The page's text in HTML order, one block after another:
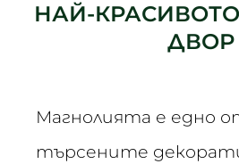
НАЙ-
ДВОР
Магнолията е едно
търсените